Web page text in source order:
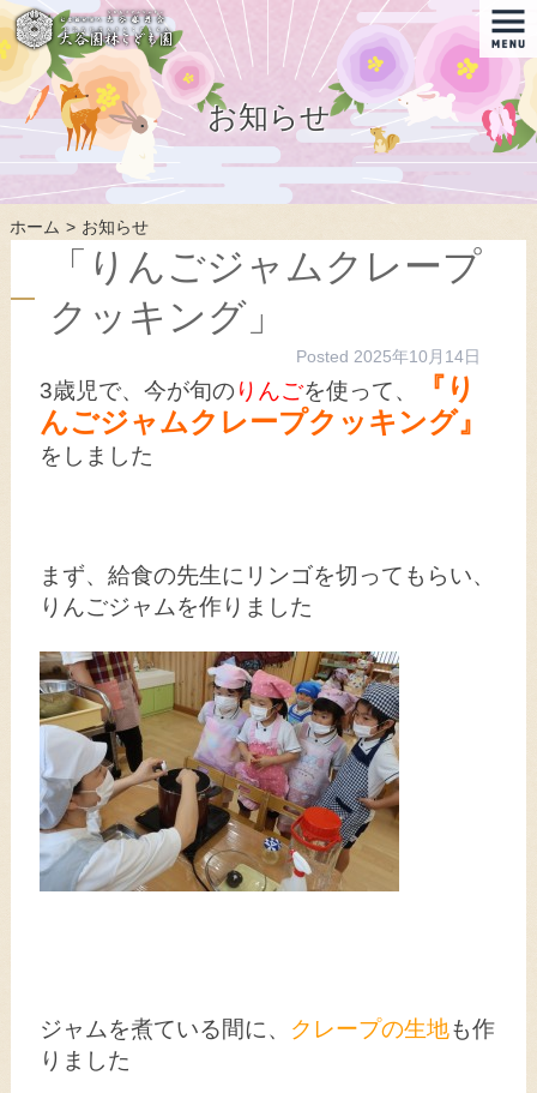
お知らせ
ホーム お知らせ
「りんごジャムクレープ
クッキング」
Posted 2025年10月14日
3歳児で、今が旬の りんごを使って、
『り
んごジャムクレープクッキング』
をしました
まず、給食の先生にリンゴを切ってもらい、
りんごジャムを作りました
ジャムを煮ている間に、 クレープの生地も作
りました